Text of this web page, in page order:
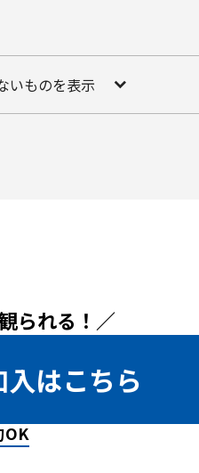
いものを表示
られる！／
はこちら
OK